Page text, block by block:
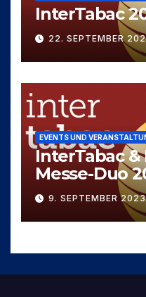
InterTabac
22. SEPTEMBER
EVENTS UND
InterTabac
Messe-Duo
9. SEPTEMBER 2023